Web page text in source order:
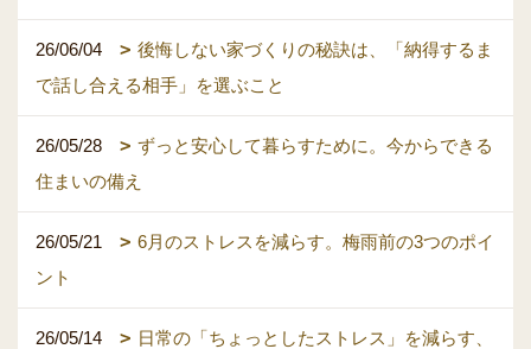
26/06/04
後悔しない家づくりの秘訣は、「納得するま
で話し合える相手」を選ぶこと
26/05/28
ずっと安心して暮らすために。今からできる
住まいの備え
26/05/21
6月のストレスを減らす。梅雨前の3つのポイ
ント
26/05/14
日常の「ちょっとしたストレス」を減らす、